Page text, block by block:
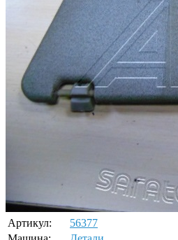
Артикул:
56377